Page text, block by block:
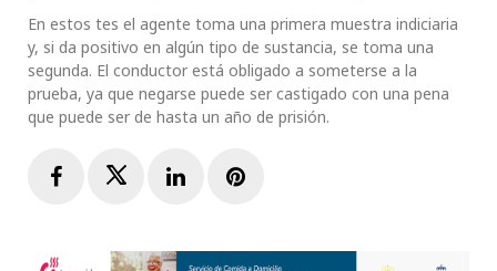
En estos tes el agente toma una primera muestra indiciaria
y, si da positivo en algún tipo de sustancia, se toma una
segunda. El conductor está obligado a someterse a la
prueba, ya que negarse puede ser castigado con una pena
que puede ser de hasta un año de prisión.
FacebookTwitterLinkedInPinterest